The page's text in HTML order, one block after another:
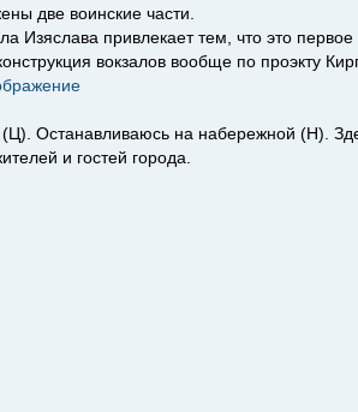
две воинские части.
Изяслава привлекает тем, что это первое
вокзалов вообще по проэкту
Останавливаюсь на набережной (Н).
и гостей города.